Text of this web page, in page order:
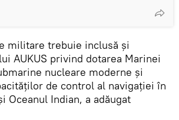
militare trebuie inclusă și
AUKUS privind dotarea Marinei
nucleare moderne și
de control al navigației în
Oceanul Indian, a adăugat